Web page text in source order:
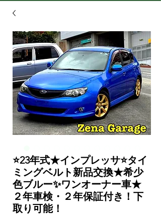
⭐23年式★インプレッサ⭐タイ
ミングベルト新品交換★希少
色ブルー✨ワンオーナー車★
２年車検・２年保証付き！下
取り可能！